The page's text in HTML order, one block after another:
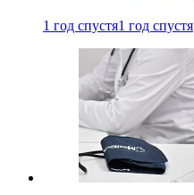
1 год спустя1 год спустя